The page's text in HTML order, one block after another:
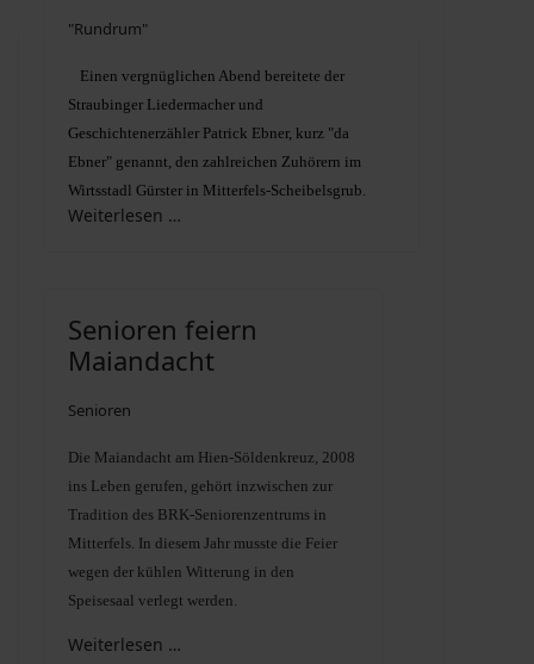
"Rundrum"
Einen vergnüglichen Abend bereitete der
Straubinger Liedermacher und
Geschichtenerzähler Patrick Ebner, kurz "da
Ebner" genannt, den zahlreichen Zuhörern im
Wirtsstadl Gürster in Mitterfels-Scheibelsgrub.
Weiterlesen …
Senioren feiern
Maiandacht
Senioren
Die Maiandacht am Hien-Söldenkreuz, 2008
ins Leben gerufen, gehört inzwischen zur
Tradition des BRK-Seniorenzentrums in
Mitterfels. In diesem Jahr musste die Feier
wegen der kühlen Witterung in den
Speisesaal verlegt werden.
Weiterlesen …